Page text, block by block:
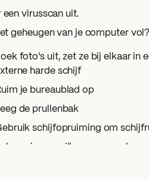
een virusscan uit.
geheugen van je computer
foto's uit, zet ze bij elkaar in
harde schijf
je bureaublad op
de prullenbak
schijfopruiming om
je e-mailboxen op en leeg